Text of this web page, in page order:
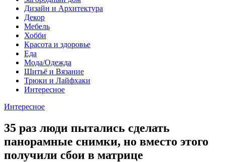
Дизайн и Архитектура
Декор
Мебель
Хобби
Красота и здоровье
Еда
Мода/Одежда
Шитьё и Вязание
Трюки и Лайфхаки
Интересное
Интересное
35 раз люди пытались сделать
панорамные снимки, но вместо этого
получили сбои в матрице